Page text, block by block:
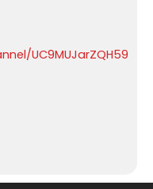
UC9MUJarZQH59